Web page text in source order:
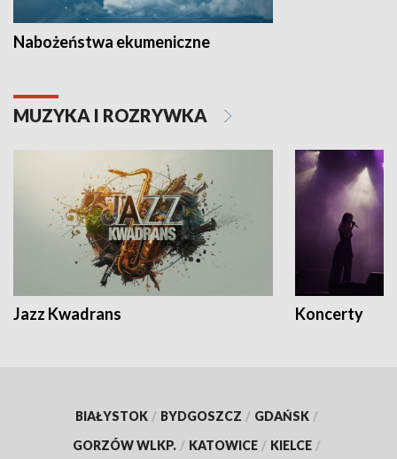
Nabożeństwa ekumeniczne
MUZYKA I ROZRYWKA
Jazz Kwadrans Koncerty
BIAŁYSTOK / BYDGOSZCZ / GDAŃSK /
GORZÓW WLKP. / KATOWICE / KIELCE /